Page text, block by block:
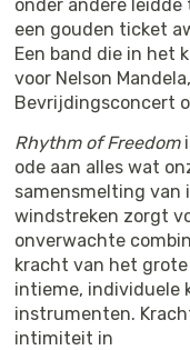
onder andere leidde
een gouden ticket
Een band die in het
voor Nelson
Bevrijdingsconcert
Rhythm of Freedom
ode aan alles wat
samensmelting van
windstreken zorgt
onverwachte
kracht van het grote
intieme, individuele
instrumenten.
intimiteit in